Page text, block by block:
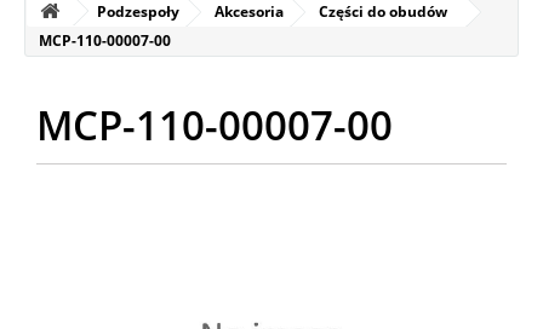
Podzespoły Akcesoria
Części do obudów
MCP-110-00007-00
MCP-110-00007-00